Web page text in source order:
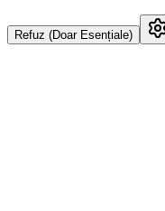
Refuz (Doar Esențiale)